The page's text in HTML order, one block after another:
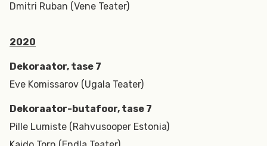
Dmitri Ruban (Vene Teater)
2020
Dekoraator, tase 7
Eve Komissarov (Ugala Teater)
Dekoraator-butafoor, tase 7
Pille Lumiste (Rahvusooper Estonia)